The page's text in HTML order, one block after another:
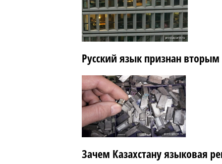
Русский язык признан
Зачем Казахстану языковая